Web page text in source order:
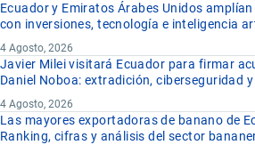
Ecuador y Emiratos Árabes Unidos
con inversiones, tecnología e inteligencia
4 Agosto, 2026
Javier Milei visitará Ecuador para firmar
Daniel Noboa: extradición, ciberseguridad
4 Agosto, 2026
Las mayores exportadoras de banano de
Ranking, cifras y análisis del sector